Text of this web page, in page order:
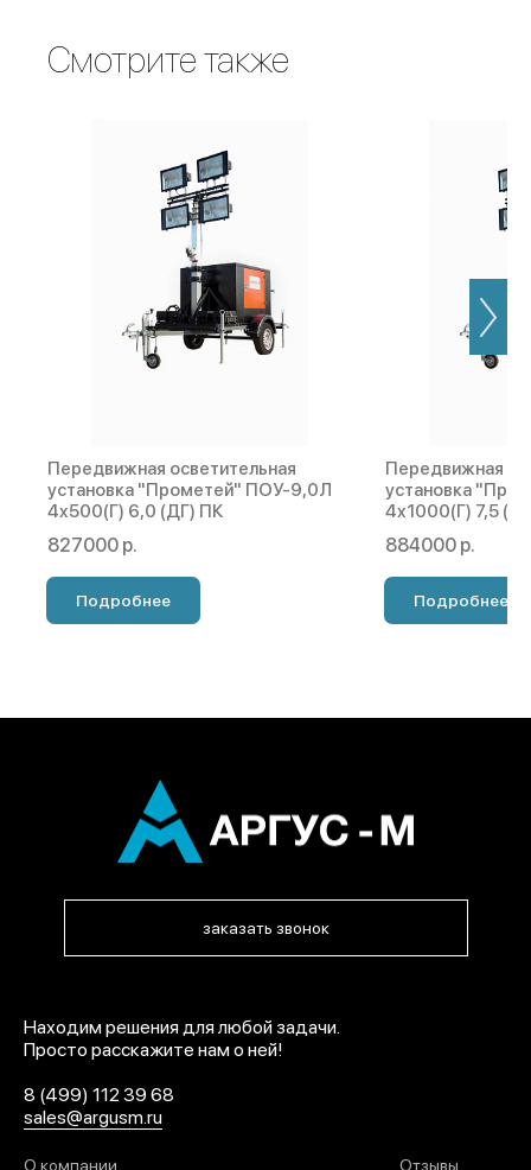
Смотрите также
Передвижная осветительная
установка "Прометей" ПОУ-9,0Л
4х500(Г) 6,0 (ДГ) ПК
827000 р.
Подробнее
Передвижная
установка
4х1000(Г) 7,5
884000 р.
Подробнее
заказать звонок
Находим решения для любой задачи.
Просто расскажите нам о ней!
8 (499) 112 39 68
sales@argusm.ru
О компании
Отзывы